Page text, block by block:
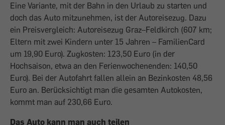
Eine Variante, mit der Bahn in den Urlaub zu starten und
doch das Auto mitzunehmen, ist der Autoreisezug. Dazu
ein Preisvergleich: Autoreisezug Graz–Feldkirch (607 km;
Eltern mit zwei Kindern unter 15 Jahren – FamilienCard
um 19,90 Euro). Zugkosten: 123,50 Euro (in der
Hochsaison, etwa an den Ferienwochenenden: 140,50
Euro). Bei der Autofahrt fallen allein an Bezinkosten 48,56
Euro an. Berücksichtigt man die gesamten Autokosten,
kommt man auf 230,66 Euro.
Das Auto kann man auch teilen